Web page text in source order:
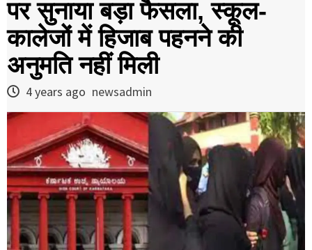
पर सुनाया बड़ा फैसला, स्कूल-
कालेजों में हिजाब पहनने की
अनुमति नहीं मिली
4 years ago newsadmin